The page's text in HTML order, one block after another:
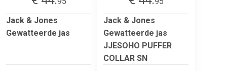
Jack & Jones
Gewatteerde jas
Jack & Jones
Gewatteerde jas
JJESOHO PUFFER
COLLAR SN